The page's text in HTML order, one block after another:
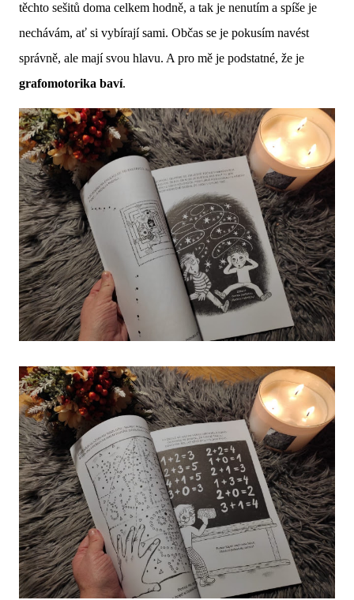
těchto sešitů doma celkem hodně, a tak je nenutím a spíše je
nechávám, ať si vybírají sami. Občas se je pokusím navést
správně, ale mají svou hlavu. A pro mě je podstatné, že je
grafomotorika baví.